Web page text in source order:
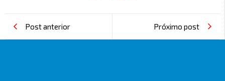
Post anterior Próximo post